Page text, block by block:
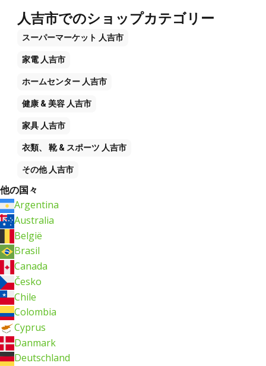
人吉市でのショップカテゴリー
スーパーマーケット 人吉市
家電 人吉市
ホームセンター 人吉市
健康 & 美容 人吉市
家具 人吉市
衣類、 靴 & スポーツ 人吉市
その他人吉市
他の国々
Argentina
Australia
België
Brasil
Canada
Česko
Chile
Colombia
Cyprus
Danmark
Deutschland